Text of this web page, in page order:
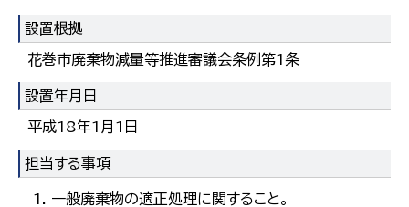
設置根拠
花巻市廃棄物減量等推進審議会条例第1条
設置年月日
平成18年1月1日
担当する事項
一般廃棄物の適正処理に関すること。